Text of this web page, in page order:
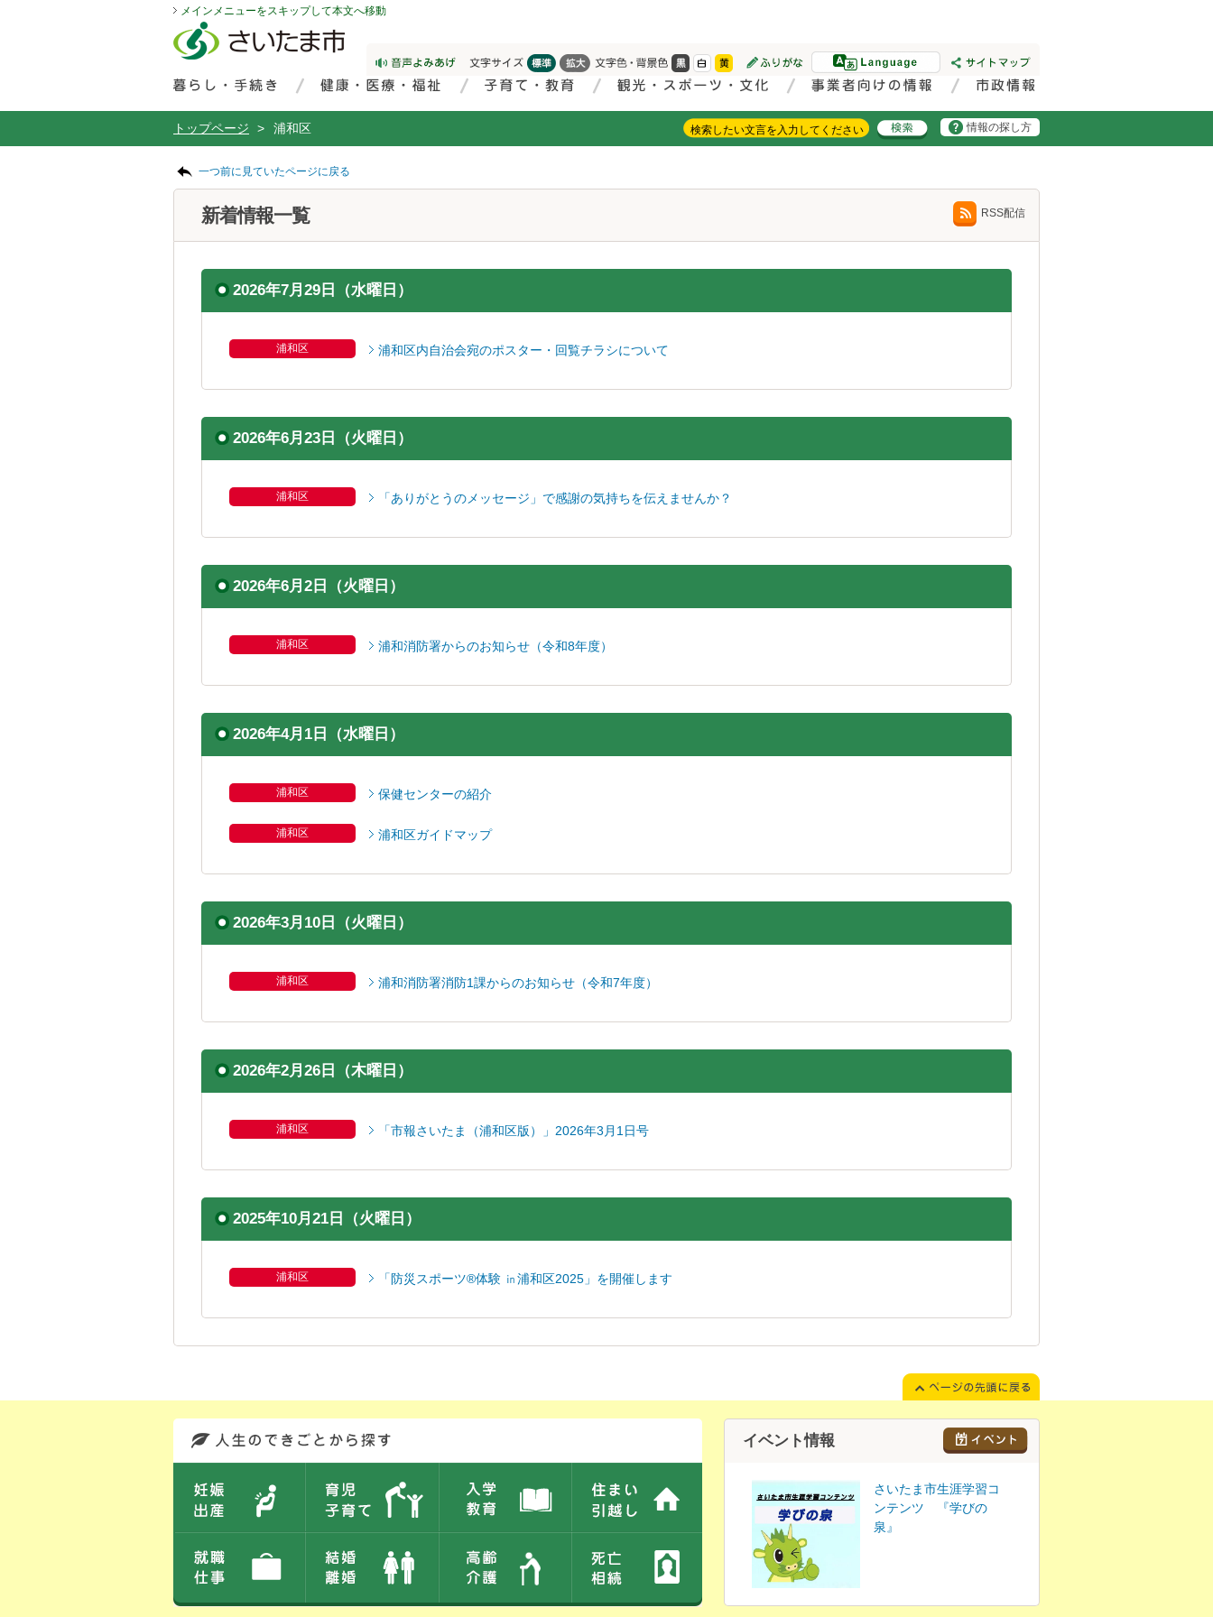
メインメニューをスキップして本文へ移動
トップページ > 浦和区 情報の探し方
一つ前に見ていたページに戻る
新着情報一覧 RSS配信
2026年7月29日（水曜日）
浦和区 浦和区内自治会宛のポスター・回覧チラシについて
2026年6月23日（火曜日）
浦和区 「ありがとうのメッセージ」で感謝の気持ちを伝えませんか？
2026年6月2日（火曜日）
浦和区 浦和消防署からのお知らせ（令和8年度）
2026年4月1日（水曜日）
浦和区 保健センターの紹介
浦和区 浦和区ガイドマップ
2026年3月10日（火曜日）
浦和区 浦和消防署消防1課からのお知らせ（令和7年度）
2026年2月26日（木曜日）
浦和区 「市報さいたま（浦和区版）」2026年3月1日号
2025年10月21日（火曜日）
浦和区 「防災スポーツ®体験 ㏌浦和区2025」を開催します
イベント情報
さいたま市生涯学習コ
ンテンツ 『学びの
泉』